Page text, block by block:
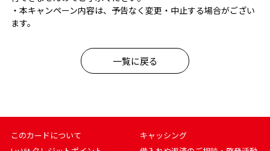
・本キャンペーン内容は、予告なく変更・中止する場合がござい
ます。
一覧に戻る
このカードについて
キャッシング